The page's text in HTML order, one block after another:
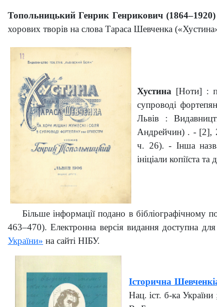
Топольницький Генрик Генрикович (1864–1920)
хорових творів на слова Тараса Шевченка
Хустина [Ноти] :
супроводі
Львів :
Андрейчин) . - [2],
ч. 26). - Інша
ініціали копіїста
Більше інформації подано в бібліографічному
463–470). Електронна версія видання доступна
України» на сайті НІБУ.
Історична
Нац. іст. б-ка